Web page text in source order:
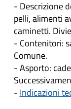
- Descrizione
pelli, alimenti
caminetti.
- Contenitori:
Comune.
- Asporto:
- Indicazioni